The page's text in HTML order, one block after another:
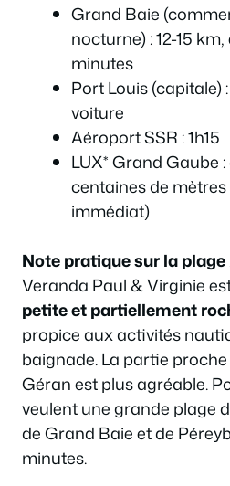
Grand Baie
nocturne) : 12-15
minutes
Port Louis (capitale)
voiture
Aéroport SSR : 1h15
LUX* Grand Gaube
centaines de
immédiat)
Note pratique sur la plage
Veranda Paul & Virginie
petite et partiellement
propice aux activités
baignade. La partie
Géran est plus agréable.
veulent une grande plage
de Grand Baie et de
minutes.